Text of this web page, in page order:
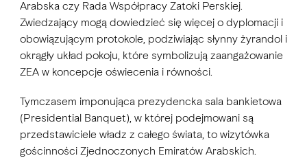
Arabska czy Rada Współpracy Zatoki Perskiej.
Zwiedzający mogą dowiedzieć się więcej o dyplomacji i
obowiązującym protokole, podziwiając słynny żyrandol i
okrągły układ pokoju, które symbolizują zaangażowanie
ZEA w koncepcje oświecenia i równości.
Tymczasem imponująca prezydencka sala bankietowa
(Presidential Banquet), w której podejmowani są
przedstawiciele władz z całego świata, to wizytówka
gościnności Zjednoczonych Emiratów Arabskich.